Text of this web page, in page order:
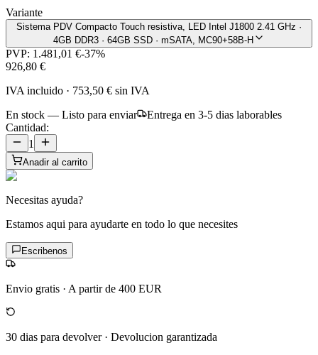
Variante
Sistema PDV Compacto Touch resistiva, LED Intel J1800 2.41 GHz ·
4GB DDR3 · 64GB SSD · mSATA, MC90+58B-H
PVP: 1.481,01 €-37%
926,80 €
IVA incluido · 753,50 € sin IVA
En stock — Listo para enviar
Entrega en 3-5 dias laborables
Cantidad:
1
Anadir al carrito
Necesitas ayuda?
Estamos aqui para ayudarte en todo lo que necesites
Escribenos
Envio gratis · A partir de 400 EUR
30 dias para devolver· Devolucion garantizada